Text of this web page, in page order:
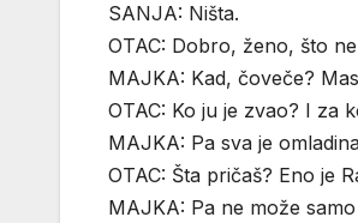
SANJA: Ništa.
OTAC: Dobro, ženo, što
MAJKA: Kad, čoveče?
OTAC: Ko ju je zvao? I za
MAJKA: Pa sva je
OTAC: Šta pričaš? Eno je
MAJKA: Pa ne može